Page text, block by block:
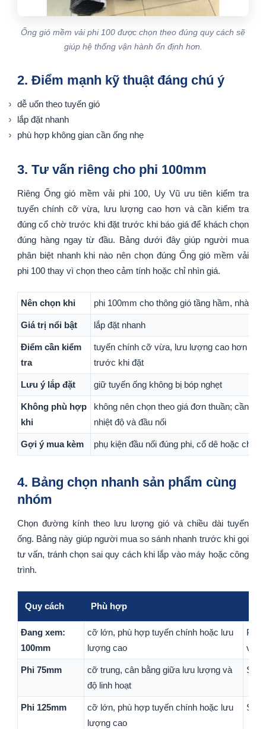
Ống gió mềm vải phi 100 được chọn theo đúng quy cách sẽ
giúp hệ thống vận hành ổn định hơn.
2. Điểm mạnh kỹ thuật đáng chú ý
dễ uốn theo tuyến gió
lắp đặt nhanh
phù hợp không gian cần ống nhẹ
3. Tư vấn riêng cho phi 100mm
Riêng Ống gió mềm vải phi 100, Uy Vũ ưu tiên kiểm tra
tuyến chính cỡ vừa, lưu lượng cao hơn và cần kiểm tra
đúng cổ chờ trước khi đặt trước khi báo giá để khách chọn
đúng hàng ngay từ đầu. Bảng dưới đây giúp người mua
phân biệt nhanh khi nào nên chọn đúng Ống gió mềm vải
phi 100 thay vì chọn theo cảm tính hoặc chỉ nhìn giá.
Nên chọn khi phi 100mm cho thông gió tầng hầm, nhà
Giá trị nổi bật lắp đặt nhanh
Điểm cần kiểm
tra
tuyến chính cỡ vừa, lưu lượng cao hơn và
trước khi đặt
Lưu ý lắp đặt giữ tuyến ống không bị bóp nghẹt
Không phù hợp
khi
không nên chọn theo giá đơn thuần; cần
nhiệt độ và đầu nối
Gợi ý mua kèm phụ kiện đầu nối đúng phi, cổ dê hoặc chi
4. Bảng chọn nhanh sản phẩm cùng
nhóm
Chọn đường kính theo lưu lượng gió và chiều dài tuyến
ống. Bảng này giúp người mua so sánh nhanh trước khi gọi
tư vấn, tránh chọn sai quy cách khi lắp vào máy hoặc công
trình.
Quy cách Phù hợp
Đang xem:
100mm
cỡ lớn, phù hợp tuyến chính hoặc lưu
lượng cao
Phù
với
Phi 75mm
cỡ trung, cân bằng giữa lưu lượng và
độ linh hoạt
Sản
Phi 125mm
cỡ lớn, phù hợp tuyến chính hoặc lưu
lượng cao
Sản